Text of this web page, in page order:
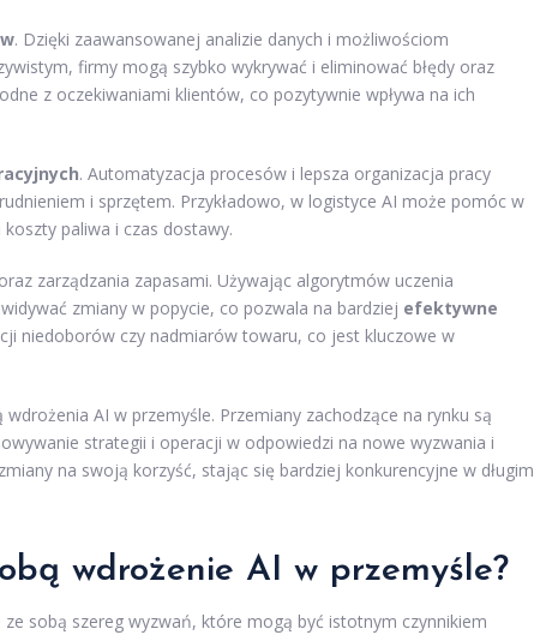
. Dzięki zaawansowanej analizie danych i możliwościom
firmy mogą szybko wykrywać i eliminować błędy oraz
z oczekiwaniami klientów, co pozytywnie wpływa na ich
. Automatyzacja procesów i lepsza organizacja pracy
i sprzętem. Przykładowo, w logistyce AI może pomóc w
paliwa i czas dostawy.
zarządzania zapasami. Używając algorytmów uczenia
zmiany w popycie, co pozwala na bardziej efektywne
niedoborów czy nadmiarów towaru, co jest kluczowe w
AI w przemyśle. Przemiany zachodzące na rynku są
strategii i operacji w odpowiedzi na nowe wyzwania i
na swoją korzyść, stając się bardziej konkurencyjne w długim
wdrożenie AI w przemyśle?
sobą szereg wyzwań, które mogą być istotnym czynnikiem